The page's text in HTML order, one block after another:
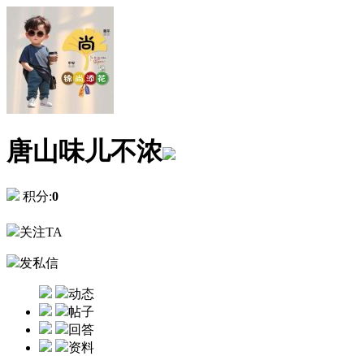
唐山味儿不浓
积分:0
关注TA
发私信
动态
帖子
回答
资料